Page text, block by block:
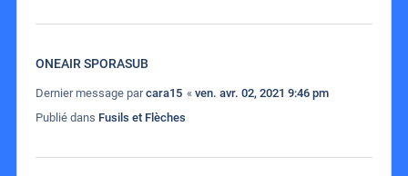
ONEAIR SPORASUB
Dernier message parcara15 « ven. avr. 02, 2021 9:46 pm
Publié dans Fusils et Flèches